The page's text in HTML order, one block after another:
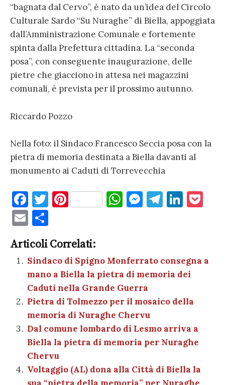
“bagnata dal Cervo”, è nato da un’idea del Circolo
Culturale Sardo “Su Nuraghe” di Biella, appoggiata
dall’Amministrazione Comunale e fortemente
spinta dalla Prefettura cittadina. La “seconda
posa”, con conseguente inaugurazione, delle
pietre che giacciono in attesa nei magazzini
comunali, è prevista per il prossimo autunno.
Riccardo Pozzo
Nella foto: il Sindaco Francesco Seccia posa con la
pietra di memoria destinata a Biella davanti al
monumento ai Caduti di Torrevecchia
F
a
c
e
b
o
o
k
T
te
r
Pi
es
t
W
A
p
p
M
g
er
T
a
m
Li
dI
n
et
E
m
ai
l
n
di
vi
di
Articoli Correlati:
Sindaco di Spigno Monferrato consegna a
mano a Biella la pietra di memoria dei
Caduti nella Grande Guerra
Pietra di Tolmezzo per il mosaico della
memoria di Nuraghe Chervu
Dal comune lombardo di Lesmo arriva a
Biella la pietra di memoria per Nuraghe
Chervu
Voltaggio (AL) dona alla Città di Biella la